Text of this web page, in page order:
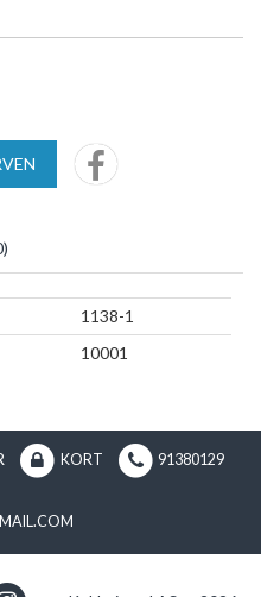
)
1138-1
10001
KORT 91380129